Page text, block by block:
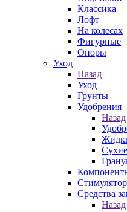
Классика
Лофт
На колесах
Фигурные
Опоры
Уход
Назад
Уход
Грунты
Удобрения
Назад
Сухие
Средства
Назад